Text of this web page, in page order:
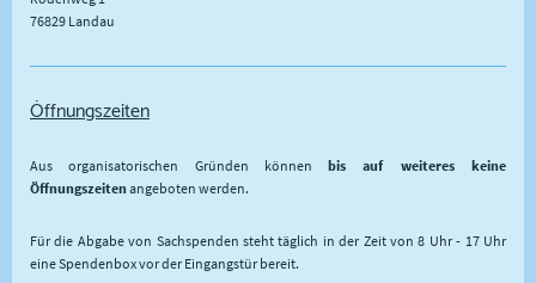
76829 Landau
Öffnungszeiten
Aus organisatorischen Gründen könnenbis auf weiteres keine
Öffnungszeitenangeboten werden.
Für die Abgabe von Sachspenden steht täglich in der Zeit von 8 Uhr - 17 Uhr
eine Spendenbox vor der Eingangstür bereit.